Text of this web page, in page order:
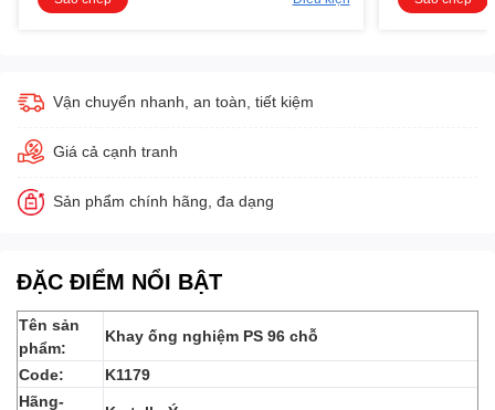
Vận chuyển nhanh, an toàn, tiết kiệm
Giá cả cạnh tranh
Sản phẩm chính hãng, đa dạng
ĐẶC ĐIỂM NỔI BẬT
Tên sản
phẩm:
Khay ống nghiệm PS 96 chỗ
Code:
K1179
Hãng-